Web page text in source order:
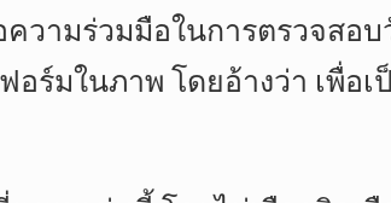
วามร่วมมือในการตรวจสอ
ร์มในภาพ โดยอ้างว่า เพื่อ